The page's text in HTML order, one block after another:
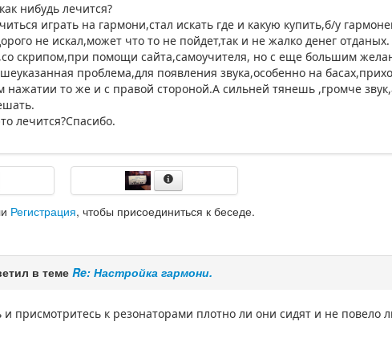
нибудь лечится?
играть на гармони,стал искать где и какую купить,б/у
не искал,может что то не пойдет,так и не жалко денег отданых.
скрипом,при помощи сайта,самоучителя, но с еще большим
проблема,для появления звука,особенно на
нажатии то же и с правой стороной.А сильней тянешь ,громче
лечится?Спасибо.
Регистрация, чтобы присоединиться к беседе.
в темеRe: Настройка гармони.
и присмотритесь к резонаторами плотно ли они сидят и не повело